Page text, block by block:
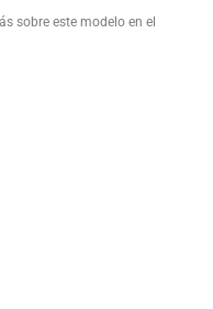
sobre este modelo en el